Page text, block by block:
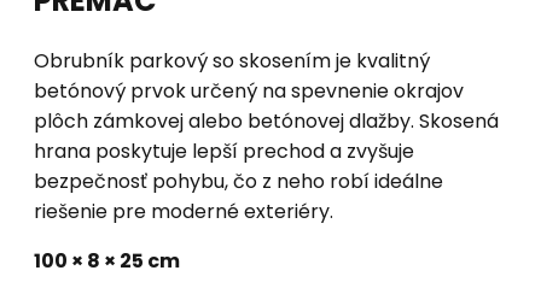
Obrubník parkový so skosením je kvalitný
betónový prvok určený na spevnenie okrajov
plôch zámkovej alebo betónovej dlažby. Skosená
hrana poskytuje lepší prechod a zvyšuje
bezpečnosť pohybu, čo z neho robí ideálne
riešenie pre moderné exteriéry.
100 × 8 × 25 cm